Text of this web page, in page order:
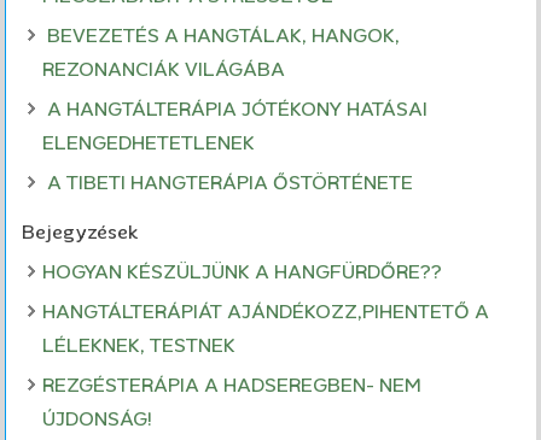
BEVEZETÉS A HANGTÁLAK, HANGOK,
REZONANCIÁK VILÁGÁBA
A HANGTÁLTERÁPIA JÓTÉKONY HATÁSAI
ELENGEDHETETLENEK
A TIBETI HANGTERÁPIA ŐSTÖRTÉNETE
Bejegyzések
HOGYAN KÉSZÜLJÜNK A HANGFÜRDŐRE??
HANGTÁLTERÁPIÁT AJÁNDÉKOZZ,PIHENTETŐ A
LÉLEKNEK, TESTNEK
REZGÉSTERÁPIA A HADSEREGBEN- NEM
ÚJDONSÁG!